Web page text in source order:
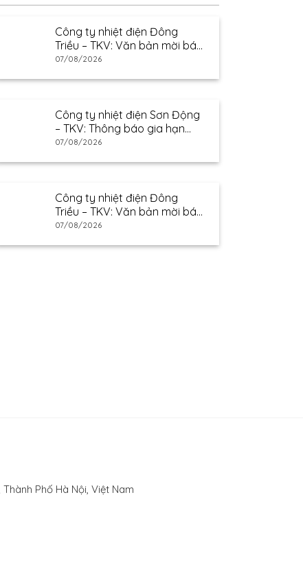
Công ty nhiệt điện Đông
Triều – TKV: Văn bản mời báo
giá
07/08/2026
Công ty nhiệt điện Sơn Động
– TKV: Thông báo gia hạn
thư mời báo giá
07/08/2026
Công ty nhiệt điện Đông
Triều – TKV: Văn bản mời báo
giá
07/08/2026
Phố Hà Nội, Việt Nam